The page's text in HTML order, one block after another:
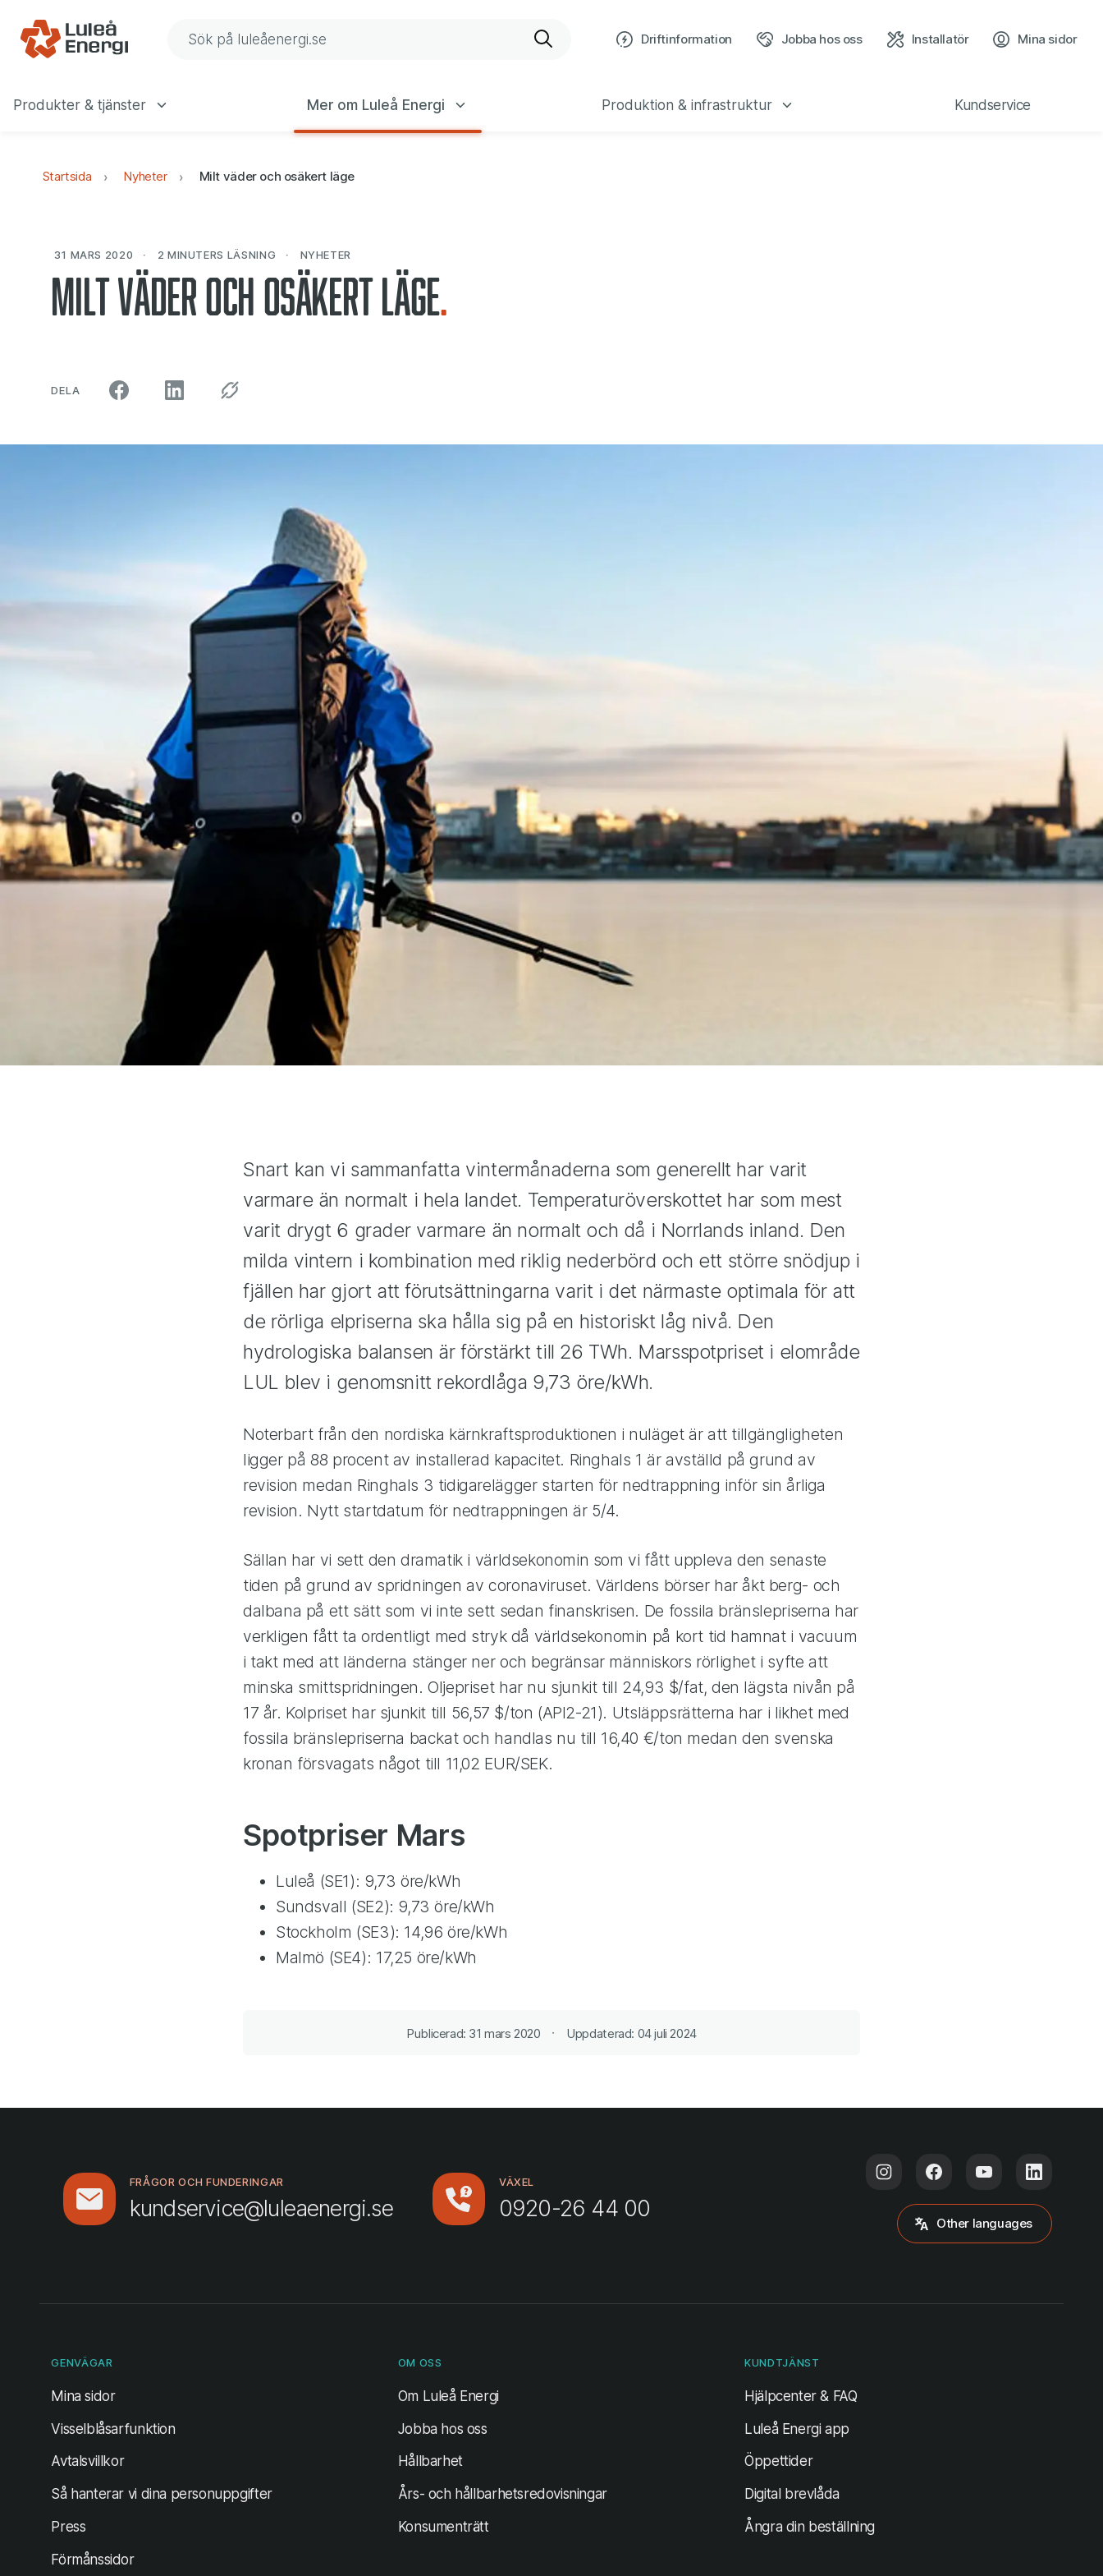
Gå till navigering
Gå till innehåll Sök på Luleå Energis webbplats Driftinformation Jobba hos oss Installatör
Mina sidor
Huvudmeny
Produkter & tjänster Mer om Luleå Energi Produktion & infrastruktur Kundservice
Startsida Nyheter Milt väder och osäkert läge
31 MARS 2020 2 MINUTERS LÄSNING NYHETER
Milt väder och osäkert läge
DELA ARTIKELN PÅ SOCIALA MEDIER"
Snart kan vi sammanfatta vintermånaderna som generellt har varit
varmare än normalt i hela landet. Temperaturöverskottet har som mest
varit drygt 6 grader varmare än normalt och då i Norrlands inland. Den
milda vintern i kombination med riklig nederbörd och ett större snödjup i
fjällen har gjort att förutsättningarna varit i det närmaste optimala för att
de rörliga elpriserna ska hålla sig på en historiskt låg nivå. Den
hydrologiska balansen är förstärkt till 26 TWh. Marsspotpriset i elområde
LUL blev i genomsnitt rekordlåga 9,73 öre/kWh.
Noterbart från den nordiska kärnkraftsproduktionen i nuläget är att tillgängligheten
ligger på 88 procent av installerad kapacitet. Ringhals 1 är avställd på grund av
revision medan Ringhals 3 tidigarelägger starten för nedtrappning inför sin årliga
revision. Nytt startdatum för nedtrappningen är 5/4.
Sällan har vi sett den dramatik i världsekonomin som vi fått uppleva den senaste
tiden på grund av spridningen av coronaviruset. Världens börser har åkt berg- och
dalbana på ett sätt som vi inte sett sedan finanskrisen. De fossila bränslepriserna har
verkligen fått ta ordentligt med stryk då världsekonomin på kort tid hamnat i vacuum
i takt med att länderna stänger ner och begränsar människors rörlighet i syfte att
minska smittspridningen. Oljepriset har nu sjunkit till 24,93 $/fat, den lägsta nivån på
17 år. Kolpriset har sjunkit till 56,57 $/ton (API2-21). Utsläppsrätterna har i likhet med
fossila bränslepriserna backat och handlas nu till 16,40 €/ton medan den svenska
kronan försvagats något till 11,02 EUR/SEK.
Spotpriser Mars
Luleå (SE1): 9,73 öre/kWh
Sundsvall (SE2): 9,73 öre/kWh
Stockholm (SE3): 14,96 öre/kWh
Malmö (SE4): 17,25 öre/kWh
Publicerad: 31 mars 2020 Uppdaterad: 04 juli 2024
FRÅGOR OCH FUNDERINGAR
kundservice@luleaenergi.se
VÄXEL
0920-26 44 00
Other languages
GENVÄGAR
Mina sidor(öppnas i ny flik)
Visselblåsarfunktion
Avtalsvillkor
Så hanterar vi dina personuppgifter
Press
Förmånssidor
OM OSS
Om Luleå Energi
Jobba hos oss
Hållbarhet
Års- och hållbarhetsredovisningar
Konsumenträtt
KUNDTJÄNST
Hjälpcenter & FAQ
Luleå Energi app
Öppettider
Digital brevlåda
Ångra din beställning